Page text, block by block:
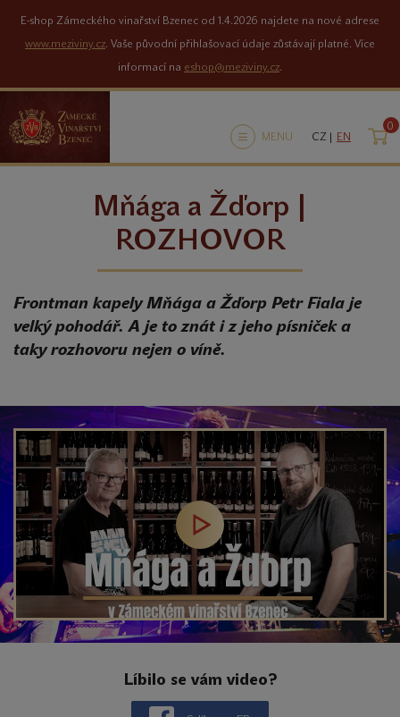
E-shop Zámeckého vinařství Bzenec od 1.4.2026 najdete na nové adrese
www.meziviny.cz. Vaše původní přihlašovací údaje zůstávají platné. Více
informací na eshop@meziviny.cz.
MENU CZ | EN
0
Mňága a Žďorp |
ROZHOVOR
Frontman kapely Mňága a Žďorp Petr Fiala je
velký pohodář. A je to znát i z jeho písniček a
taky rozhovoru nejen o víně.
Líbilo se vám video?